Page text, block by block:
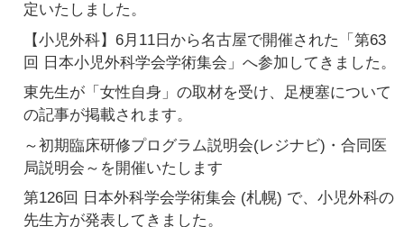
ョ
ン
定いたしました。
【小児外科】6月11日から名古屋で開催された「第63
回 日本小児外科学会学術集会」へ参加してきました。
東先生が「女性自身」の取材を受け、足梗塞について
の記事が掲載されます。
～初期臨床研修プログラム説明会(レジナビ)・合同医
局説明会～を開催いたします
第126回 日本外科学会学術集会 (札幌) で、小児外科の
先生方が発表してきました。